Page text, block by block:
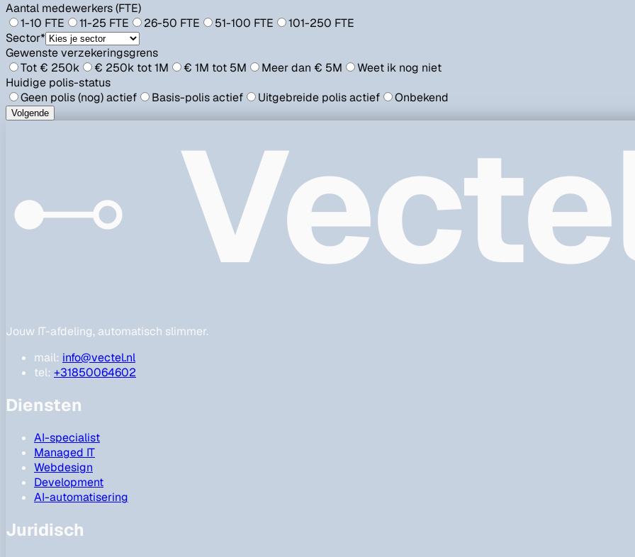
Aantal medewerkers (FTE)
1-10 FTE 11-25 FTE 26-50 FTE 51-100 FTE 101-250 FTE
Sector*
Gewenste verzekeringsgrens
Tot € 250k
€ 250k tot 1M € 1M tot 5M Meer dan € 5M
Weet ik nog niet
Huidige polis-status
Geen polis (nog) actief
Basis-polis actief Uitgebreide polis actief Onbekend
Volgende
Jouw IT-afdeling, automatisch slimmer.
mail: info@vectel.nl
tel: +31850064602
Diensten
AI-specialist
Managed IT
Webdesign
Development
AI-automatisering
Juridisch